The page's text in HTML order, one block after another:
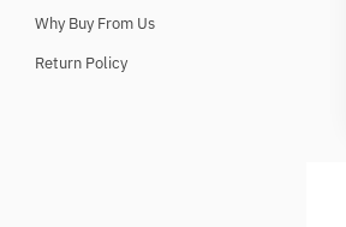
Why Buy From Us
Return Policy